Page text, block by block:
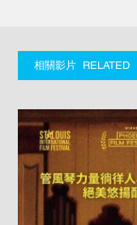
相關影片 RELATED